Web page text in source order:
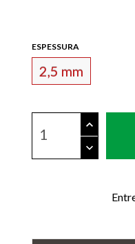
ESPESSURA
2,5 mm